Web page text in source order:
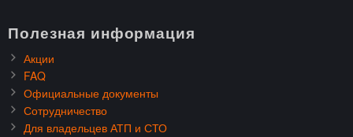
Полезная информация
Акции
FAQ
Официальные документы
Сотрудничество
Для владельцев АТП и СТО